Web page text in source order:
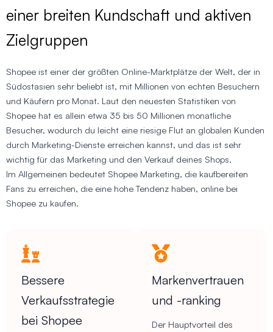
einer breiten Kundschaft und aktiven
Zielgruppen
Shopee ist einer der größten Online-Marktplätze der Welt, der in
Südostasien sehr beliebt ist, mit Millionen von echten Besuchern
und Käufern pro Monat. Laut den neuesten Statistiken von
Shopee hat es allein etwa 35 bis 50 Millionen monatliche
Besucher, wodurch du leicht eine riesige Flut an globalen Kunden
durch Marketing-Dienste erreichen kannst, und das ist sehr
wichtig für das Marketing und den Verkauf deines Shops.
Im Allgemeinen bedeutet Shopee Marketing, die kaufbereiten
Fans zu erreichen, die eine hohe Tendenz haben, online bei
Shopee zu kaufen.
Bessere
Verkaufsstrategie
bei Shopee
Markenvertrauen
und -ranking
Der Hauptvorteil des